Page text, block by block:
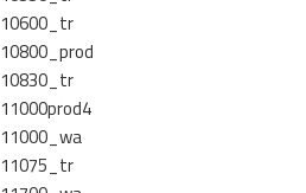
10600_tr
10800_prod
10830_tr
11000prod4
11000_wa
11075_tr